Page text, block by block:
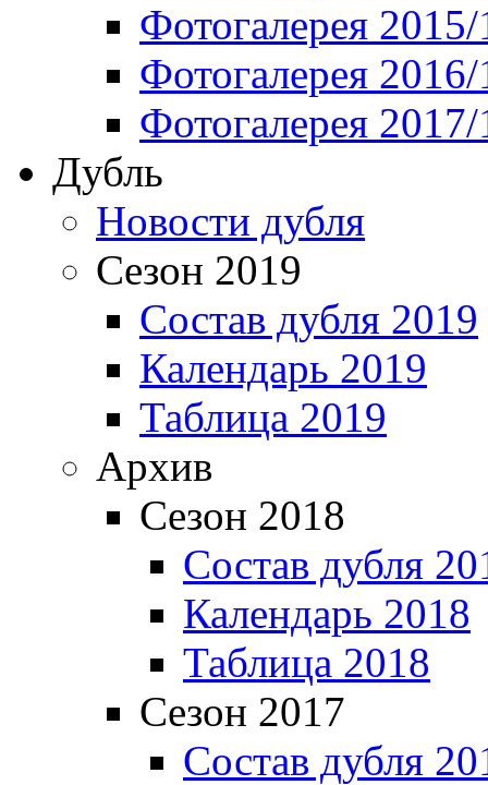
Фотогалерея
Фотогалерея
Фотогалерея
Дубль
Новости дубля
Сезон 2019
Состав дубля 2019
Календарь 2019
Таблица 2019
Архив
Сезон 2018
Состав дубля
Календарь 2018
Таблица 2018
Сезон 2017
Состав дубля